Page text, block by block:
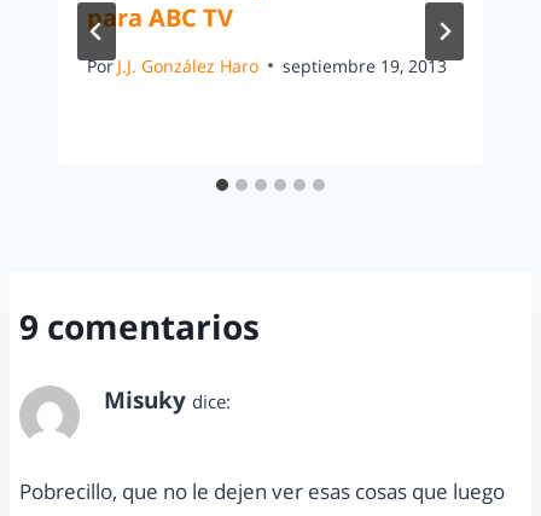
para ABC TV
Por J.J. González Haro septiembre 19, 2013
9 comentarios
Misuky dice:
Pobrecillo, que no le dejen ver esas cosas que luego